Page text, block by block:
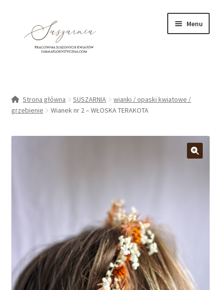
nawigacji
Menu
KURSY/warsztaty
Strona główna SUSZARNIA
wianki / opaski kwiatowe /
grzebienie
Wianek nr 2 – WŁOSKA TERAKOTA